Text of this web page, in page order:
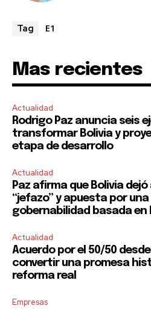
Tag E1
Mas recientes
Actualidad
Rodrigo Paz anuncia seis
transformar Bolivia y
etapa de desarrollo
Actualidad
Paz afirma que Bolivia
“jefazo” y apuesta por una
gobernabilidad basada
Actualidad
Acuerdo por el 50/50
convertir una promesa
reforma real
Empresas